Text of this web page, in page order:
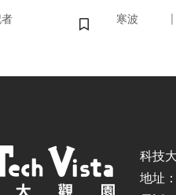
儲存書籤
率驅動
寒波 ｜
科技
地址